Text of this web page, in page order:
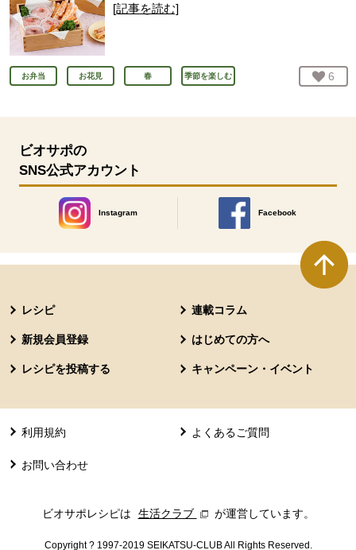
[記事を読む]
お弁当 お花見 春 季節を楽しむ お気
6
ビオサポの
SNS公式アカウント
Instagram
別のウィンドウで開きます。
Facebook
別のウィンドウで開きます
レシピ 連載コラム
新規会員登録 はじめての方へ
レシピを投稿する キャンペーン・イベント
利用規約 よくあるご質問
お問い合わせ
ビオサポレシピは 生活クラブ 別のウィンドウで開きます。
が運営しています。
Copyright ? 1997-2019 SEIKATSU-CLUB All Rights Reserved.